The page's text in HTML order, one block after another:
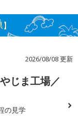
2026/08/08 更新
じま工場／
の見学